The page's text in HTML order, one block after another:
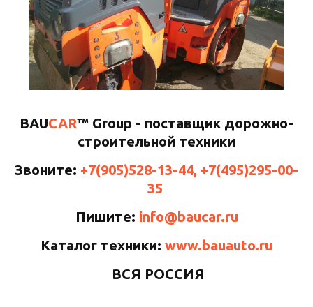
BAUCAR™ Group - поставщик дорожно-
строительной техники
Звоните: +7(905)528-13-44, +7(495)295-00-
35
Пишите: info@baucar.ru
Каталог техники: www.bauauto.ru
ВСЯ РОССИЯ